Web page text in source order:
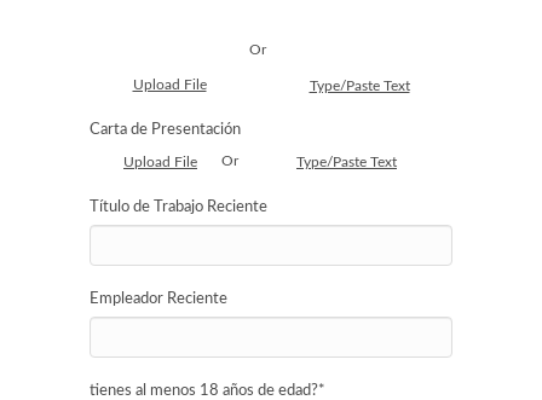
Upload File
Or
Type/Paste Text
Carta de Presentación
Upload File Or Type/Paste Text
Título de Trabajo Reciente
Empleador Reciente
tienes al menos 18 años de edad?*